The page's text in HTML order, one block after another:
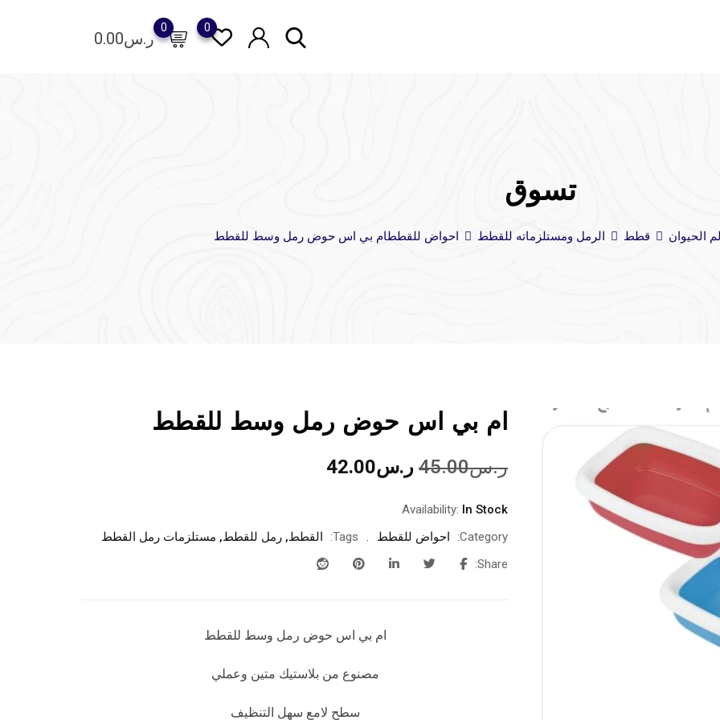
ر.س0.00
0 0
تسوق
الحيوان قطط الرمل ومستلزماته للقطط احواض للقططام بي اس حوض رمل وسط للقطط
ام بي اس حوض رمل وسط للقطط
ر.س45.00 ر.س42.00
Availability: In Stock
Category:
احواض للقطط Tags: القطط, رمل للقطط, مستلزمات رمل القطط
Share:
ام بي اس حوض رمل وسط للقطط
مصنوع من بلاستيك متين وعملي
سطح لامع سهل التنظيف